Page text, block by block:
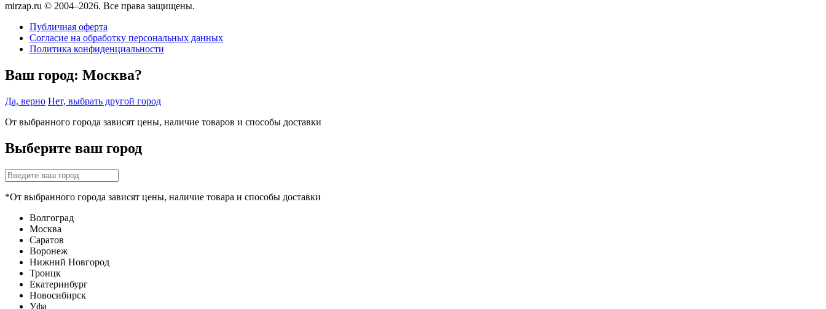
mirzap.ru © 2004–2026. Все права защищены.
Публичная оферта
Согласие на обработку персональных данных
Политика конфиденциальности
Ваш город: Москва?
Да, верно Нет, выбрать другой город
От выбранного города зависят цены, наличие товаров и способы доставки
Выберите ваш город
*От выбранного города зависят цены, наличие товара и способы доставки
Волгоград
Москва
Саратов
Воронеж
Нижний Новгород
Троицк
Екатеринбург
Новосибирск
Уфа